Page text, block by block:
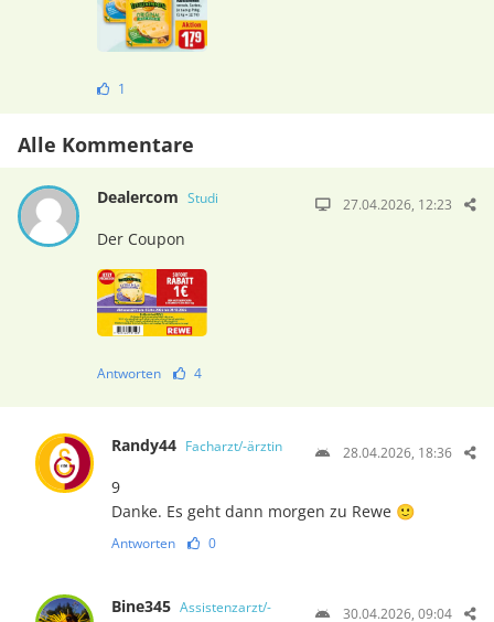
1
Alle Kommentare
Dealercom Studi 27.04.2026, 12:23
Der Coupon
Antworten 4
Randy44 Facharzt/-ärztin 28.04.2026, 18:36
9
Danke. Es geht dann morgen zu Rewe 🙂
Antworten 0
Bine345 Assistenzarzt/- 30.04.2026, 09:04